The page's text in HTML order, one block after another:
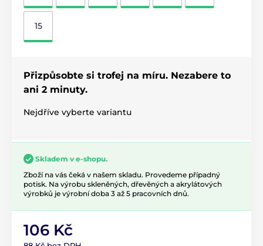
15
Přizpůsobte si trofej na míru. Nezabere to
ani 2 minuty.
Nejdříve vyberte variantu
Skladem v e-shopu.
Zboží na vás čeká v našem skladu. Provedeme případný
potisk. Na výrobu skleněných, dřevěných a akrylátových
výrobků je výrobní doba 3 až 5 pracovních dnů.
106 Kč